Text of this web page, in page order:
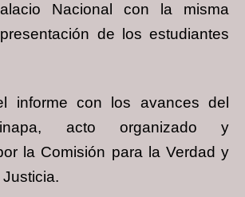
Nacional con la misma
de los estudiantes
informe con los avances del
acto organizado y
la Comisión para la Verdad y